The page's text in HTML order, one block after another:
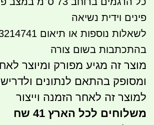
פינים וידית נשיאה
בהתכתבות בשום צורה
מוצר זה מגיע מפורק ומיוצר
ומסופק בהתאם לנתונים
למוצר זה לאחר הזמנה וייצור
משלוחים לכל הארץ 41 שח